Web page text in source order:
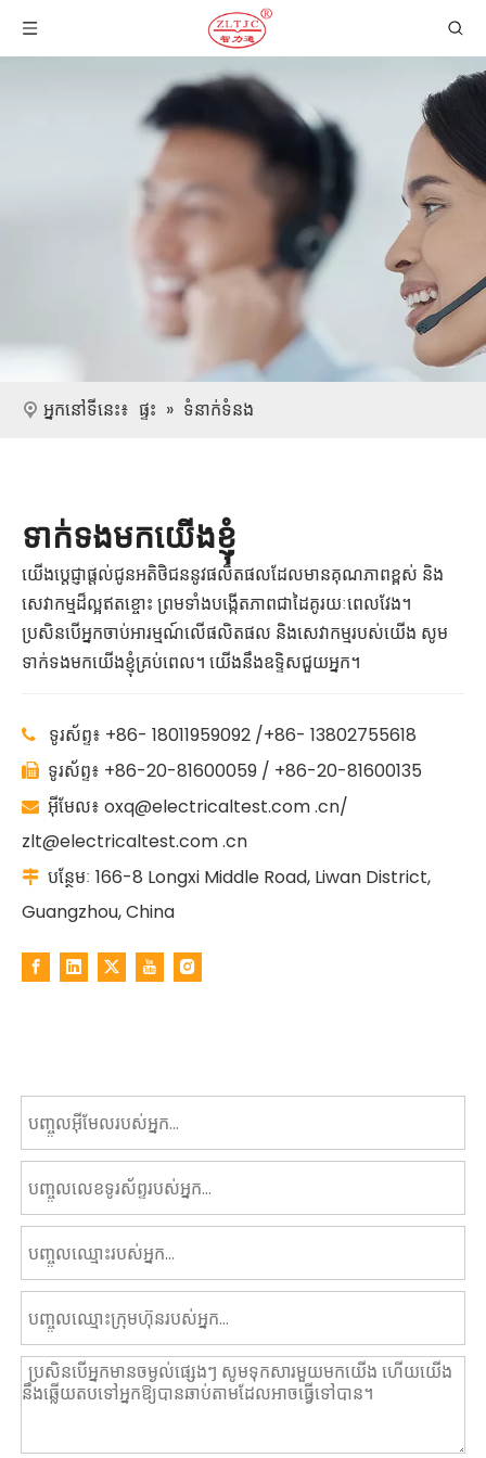
អ្នកនៅទីនេះ៖ ផ្ទះ » ទំនាក់ទំនង
ទាក់ទងមកយើងខ្ញុំ
យើងប្តេជ្ញាផ្តល់ជូនអតិថិជននូវផលិតផលដែលមានគុណភាពខ្ពស់ និង
សេវាកម្មដ៏ល្អឥតខ្ចោះ ព្រមទាំងបង្កើតភាពជាដៃគូរយៈពេលវែង។
ប្រសិនបើអ្នកចាប់អារម្មណ៍លើផលិតផល និងសេវាកម្មរបស់យើង សូម
ទាក់ទងមកយើងខ្ញុំគ្រប់ពេល។ យើងនឹងឧទ្ទិសជួយអ្នក។
 ទូរស័ព្ទ៖ +86- 18011959092 /+86- 13802755618
 ទូរស័ព្ទ៖ +86-20-81600059 / +86-20-81600135
 អ៊ីមែល៖ oxq@electricaltest.com .cn/
zlt@electricaltest.com .cn
 បន្ថែមៈ 166-8 Longxi Middle Road, Liwan District,
Guangzhou, China